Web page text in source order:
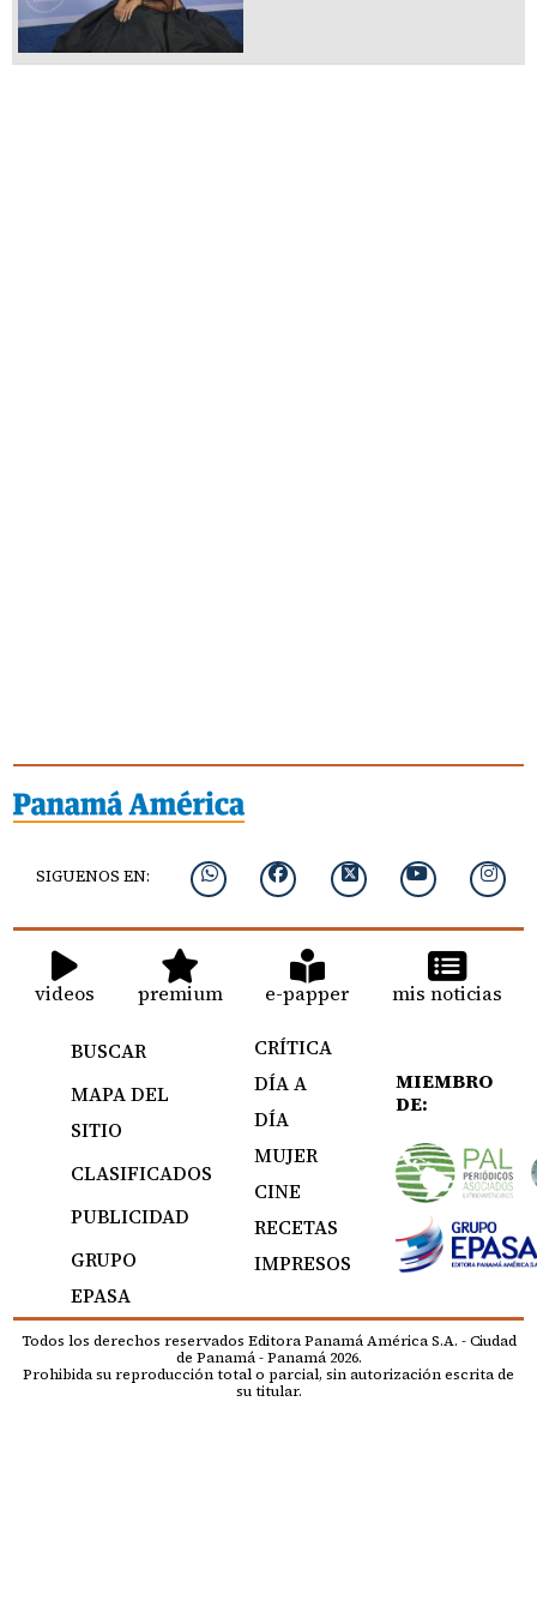
SIGUENOS EN:
videos premium e-papper mis noticias
BUSCAR
MAPA DEL
SITIO
CLASIFICADOS
PUBLICIDAD
GRUPO
EPASA
CRÍTICA
DÍA A
DÍA
MUJER
CINE
RECETAS
IMPRESOS
MIEMBRO
DE:
Todos los derechos reservados Editora Panamá América S.A. - Ciudad
de Panamá - Panamá 2026.
Prohibida su reproducción total o parcial, sin autorización escrita de
su titular.